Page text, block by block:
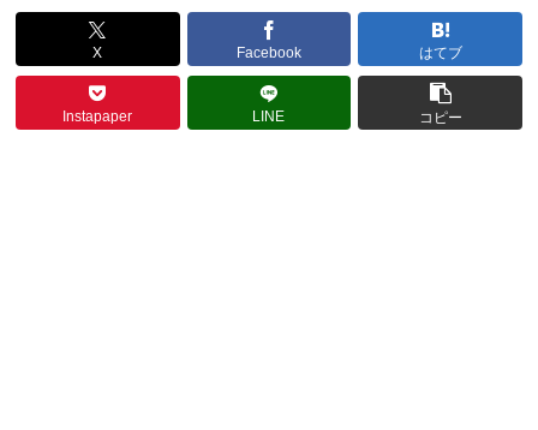
X Facebook はてブ
Instapaper LINE コピー